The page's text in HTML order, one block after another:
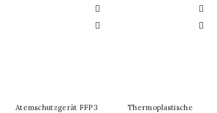
IN DEN WARENKORB
Atemschutzgerät FFP3
IN DEN WARENKORB
Thermoplastische